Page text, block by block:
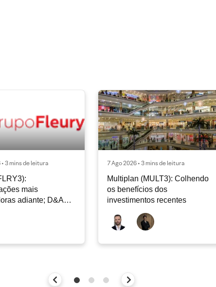
3 mins de leitura
mais
adiante; D&A
nos níveis
7 Ago 2026 • 3 mins de leitura
Multiplan (MULT3): Colhendo
os benefícios dos
investimentos recentes